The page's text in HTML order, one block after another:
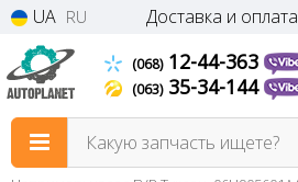
UA RU Доставка и оплата
(068)12-44-363
(063)35-34-144
Какую запчасть ищете?